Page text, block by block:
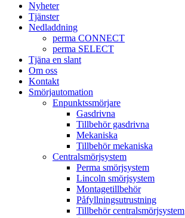
Nyheter
Tjänster
Nedladdning
perma CONNECT
perma SELECT
Tjäna en slant
Om oss
Kontakt
Smörjautomation
Enpunktssmörjare
Gasdrivna
Tillbehör gasdrivna
Mekaniska
Tillbehör mekaniska
Centralsmörjsystem
Perma smörjsystem
Lincoln smörjsystem
Montagetillbehör
Påfyllningsutrustning
Tillbehör centralsmörjsystem